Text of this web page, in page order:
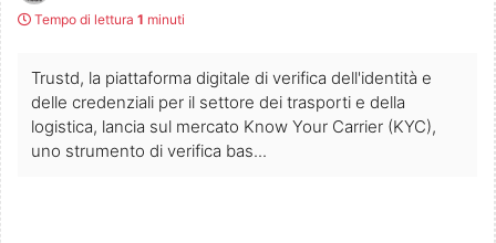
Tempo di lettura 1 minuti
Trustd, la piattaforma digitale di verifica dell'identità e
delle credenziali per il settore dei trasporti e della
logistica, lancia sul mercato Know Your Carrier (KYC),
uno strumento di verifica bas...